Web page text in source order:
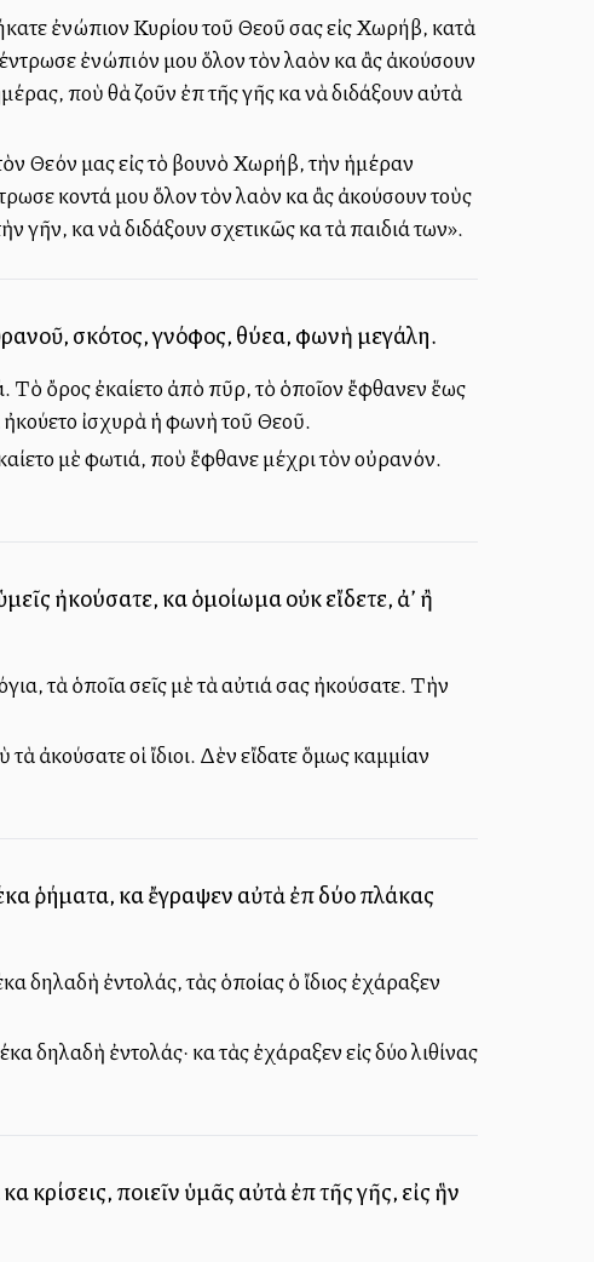
ἐνώπιον Κυρίου τοῦ Θεοῦ σας εἰς Χωρήβ, κατὰ
ἐνώπιόν μου ὅλον τὸν λαὸν καὶ ἂς ἀκούσουν
ποὺ θὰ ζοῦν ἐπὶ τῆς γῆς καὶ νὰ διδάξουν αὐτὰ
Θεόν μας εἰς τὸ βουνὸ Χωρήβ, τὴν ἡμέραν
κοντά μου ὅλον τὸν λαὸν καὶ ἂς ἀκούσουν τοὺς
καὶ νὰ διδάξουν σχετικῶς καὶ τὰ παιδιά των».
σκότος, γνόφος, θύελλα, φωνὴ μεγάλη.
Τὸ ὄρος ἐκαίετο ἀπὸ πῦρ, τὸ ὁποῖον ἔφθανεν ἕως
ἠκούετο ἰσχυρὰ ἡ φωνὴ τοῦ Θεοῦ.
μὲ φωτιά, ποὺ ἔφθανε μέχρι τὸν οὐρανόν.
ἠκούσατε, καὶ ὁμοίωμα οὐκ εἴδετε, ἀλλ’ ἢ
τὰ ὁποῖα σεῖς μὲ τὰ αὐτιά σας ἠκούσατε. Τὴν
ἀκούσατε οἱ ἴδιοι. Δὲν εἴδατε ὅμως καμμίαν
ῥήματα, καὶ ἔγραψεν αὐτὰ ἐπὶ δύο πλάκας
δηλαδὴ ἐντολάς, τὰς ὁποίας ὁ ἴδιος ἐχάραξεν
δηλαδὴ ἐντολάς· καὶ τὰς ἐχάραξεν εἰς δύο λιθίνας
κρίσεις, ποιεῖν ὑμᾶς αὐτὰ ἐπὶ τῆς γῆς, εἰς ἣν